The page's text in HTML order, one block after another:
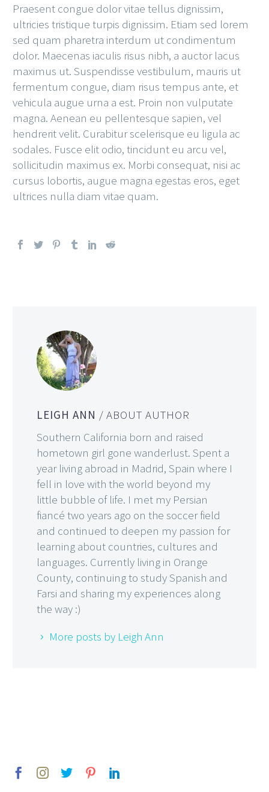
Praesent congue dolor vitae tellus dignissim,
ultricies tristique turpis dignissim. Etiam sed lorem
sed quam pharetra interdum ut condimentum
dolor. Maecenas iaculis risus nibh, a auctor lacus
maximus ut. Suspendisse vestibulum, mauris ut
fermentum congue, diam risus tempus ante, et
vehicula augue urna a est. Proin non vulputate
magna. Aenean eu pellentesque sapien, vel
hendrerit velit. Curabitur scelerisque eu ligula ac
sodales. Fusce elit odio, tincidunt eu arcu vel,
sollicitudin maximus ex. Morbi consequat, nisi ac
cursus lobortis, augue magna egestas eros, eget
ultrices nulla diam vitae quam.
LEIGH ANN / ABOUT AUTHOR
Southern California born and raised
hometown girl gone wanderlust. Spent a
year living abroad in Madrid, Spain where I
fell in love with the world beyond my
little bubble of life. I met my Persian
fiancé two years ago on the soccer field
and continued to deepen my passion for
learning about countries, cultures and
languages. Currently living in Orange
County, continuing to study Spanish and
Farsi and sharing my experiences along
the way :)
More posts by Leigh Ann